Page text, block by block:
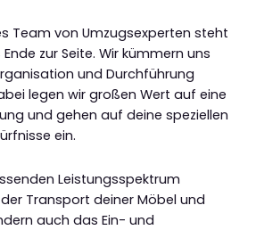
Team von Umzugsexperten steht
zur Seite. Wir kümmern uns
und Durchführung
legen wir großen Wert auf eine
und gehen auf deine speziellen
ein.
Leistungsspektrum
Transport deiner Möbel und
auch das Ein- und